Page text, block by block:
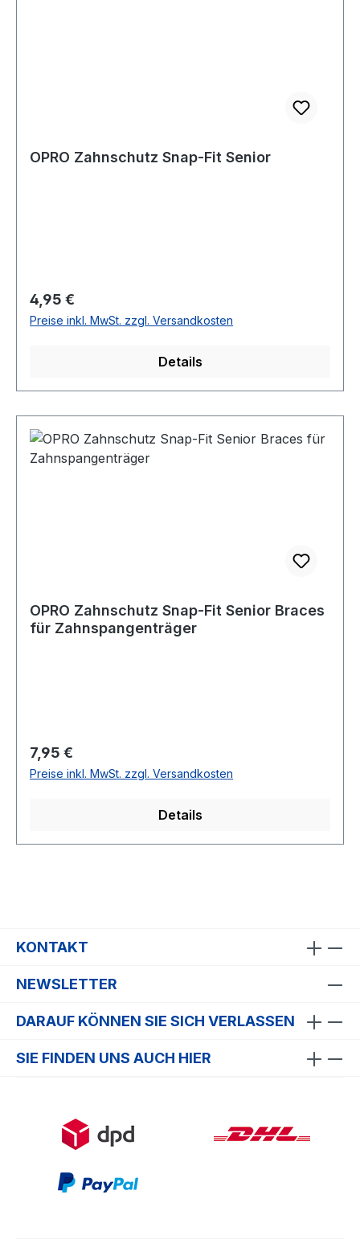
OPRO Zahnschutz Snap-Fit Senior
Regulärer Preis:
4,95 €
Preise inkl. MwSt. zzgl. Versandkosten
Details
OPRO Zahnschutz Snap-Fit Senior Braces
für Zahnspangenträger
Regulärer Preis:
7,95 €
Preise inkl. MwSt. zzgl. Versandkosten
Details
KONTAKT
NEWSLETTER
DARAUF KÖNNEN SIE SICH VERLASSEN
SIE FINDEN UNS AUCH HIER